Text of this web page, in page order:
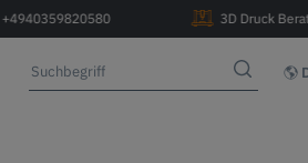
3D Druck